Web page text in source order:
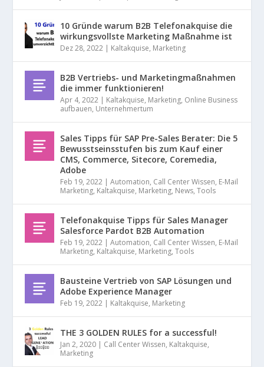
10 Gründe warum B2B Telefonakquise die
wirkungsvollste Marketing Maßnahme ist
Dez 28, 2022 | Kaltakquise, Marketing
B2B Vertriebs- und Marketingmaßnahmen
die immer funktionieren!
Apr 4, 2022 | Kaltakquise, Marketing, Online Business
aufbauen, Unternehmertum
Sales Tipps für SAP Pre-Sales Berater: Die 5
Bewusstseinsstufen bis zum Kauf einer
CMS, Commerce, Sitecore, Coremedia,
Adobe
Feb 19, 2022 |Automation, Call Center Wissen, E-Mail
Marketing, Kaltakquise, Marketing, News,Tools
Telefonakquise Tipps für Sales Manager
Salesforce Pardot B2B Automation
Feb 19, 2022 |Automation, Call Center Wissen, E-Mail
Marketing, Kaltakquise, Marketing,Tools
Bausteine Vertrieb von SAP Lösungen und
Adobe Experience Manager
Feb 19, 2022 | Kaltakquise, Marketing
THE 3 GOLDEN RULES for a successful!
Jan 2, 2020 | Call Center Wissen, Kaltakquise,
Marketing